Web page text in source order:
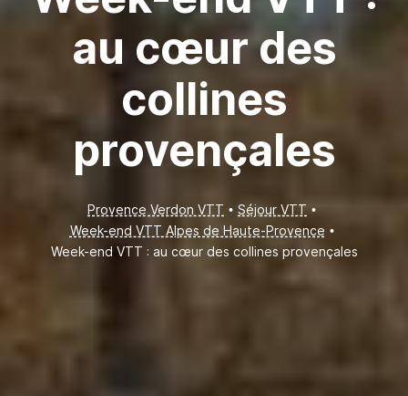
au cœur des
collines
provençales
Provence Verdon VTT
Séjour VTT
Week-end VTT Alpes de Haute-Provence
Week-end VTT : au cœur des collines provençales